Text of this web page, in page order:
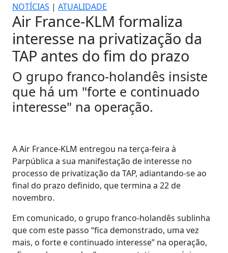
NOTÍCIAS | ATUALIDADE
Air France-KLM formaliza
interesse na privatização da
TAP antes do fim do prazo
O grupo franco-holandês insiste
que há um "forte e continuado
interesse" na operação.
A Air France-KLM entregou na terça-feira à
Parpública a sua manifestação de interesse no
processo de privatização da TAP, adiantando-se ao
final do prazo definido, que termina a 22 de
novembro.
Em comunicado, o grupo franco-holandês sublinha
que com este passo “fica demonstrado, uma vez
mais, o forte e continuado interesse” na operação,